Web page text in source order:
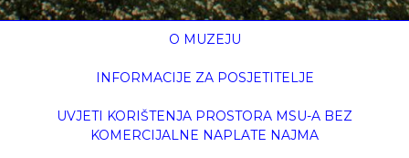
O MUZEJU
INFORMACIJE ZA POSJETITELJE
UVJETI KORIŠTENJA PROSTORA MSU-A BEZ
KOMERCIJALNE NAPLATE NAJMA